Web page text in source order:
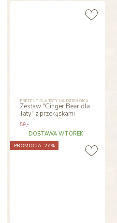
PREZENT DLA TATY NA DZIEŃ OJCA
Zestaw "Ginger Bear dla
Taty" z przekąskami
59 ,-
DOSTAWA WTOREK
PROMOCJA -27%